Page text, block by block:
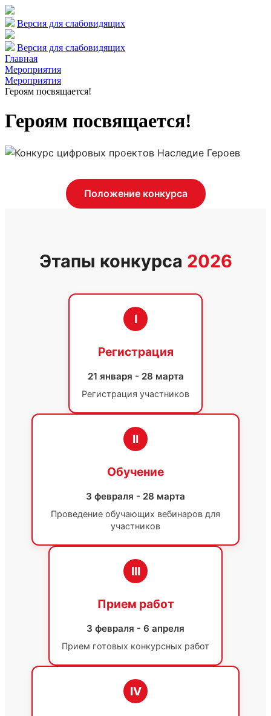
Версия для слабовидящих
Версия для слабовидящих
Главная
Мероприятия
Мероприятия
Героям посвящается!
Героям посвящается!
Положение конкурса
Этапы конкурса 2026
I
Регистрация
21 января - 28 марта
Регистрация участников
II
Обучение
3 февраля - 28 марта
Проведение обучающих вебинаров для
участников
III
Прием работ
3 февраля - 6 апреля
Прием готовых конкурсных работ
IV